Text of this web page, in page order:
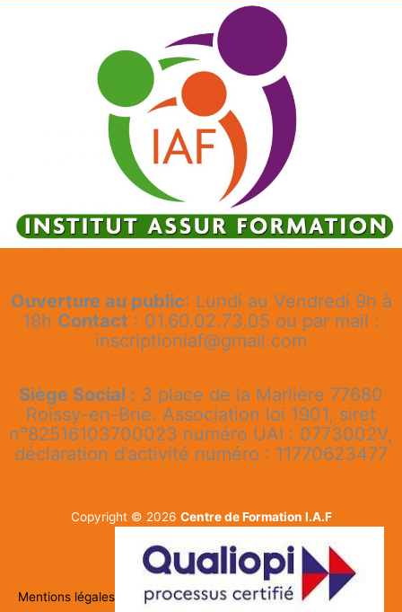
Ouverture au public: Lundi au Vendredi 9h à
18h Contact : 01.60.02.73.05 ou par mail :
inscriptioniaf@gmail.com
Siège Social : 3 place de la Marlière 77680
Roissy-en-Brie. Association loi 1901, siret
n°82516103700023 numéro UAI : 0773002V,
déclaration d’activité numéro : 11770623477
Copyright © 2026 Centre de Formation I.A.F
Mentions légales